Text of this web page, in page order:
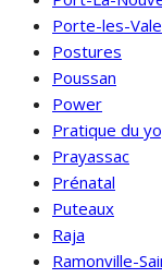
Porte-les-
Postures
Poussan
Power
Pratique du
Prayassac
Prénatal
Puteaux
Raja
Ramonville-